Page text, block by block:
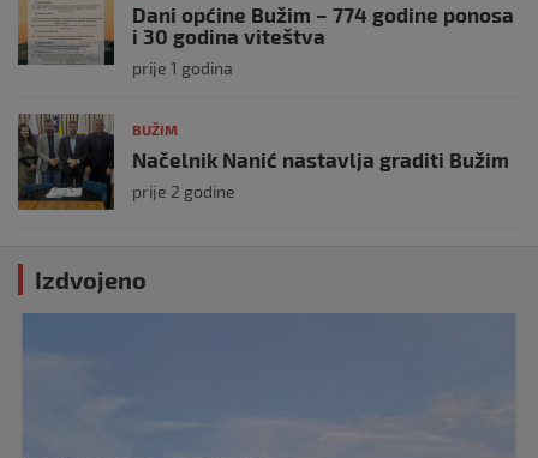
Dani općine Bužim – 774 godine ponosa
i 30 godina viteštva
prije 1 godina
BUŽIM
Načelnik Nanić nastavlja graditi Bužim
prije 2 godine
Izdvojeno